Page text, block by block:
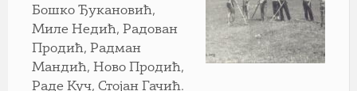
Бошко Ђукановић,
Миле Недић, Радован
Продић, Радман
Мандић, Ново Продић,
Раде Куч, Стојан Гачић.